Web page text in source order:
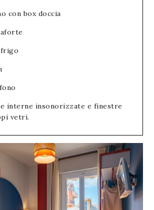
con box doccia
interne insonorizzate e finestre
vetri.